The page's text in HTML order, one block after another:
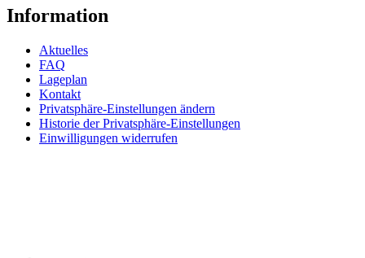
Information
Aktuelles
FAQ
Lageplan
Kontakt
Privatsphäre-Einstellungen ändern
Historie der Privatsphäre-Einstellungen
Einwilligungen widerrufen